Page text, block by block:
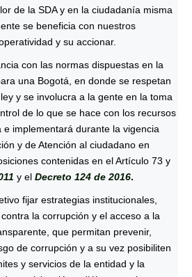
de la SDA y en la ciudadanía misma
se beneficia con nuestros
y su accionar.
con las normas dispuestas en la
una Bogotá, en donde se respetan
y se involucra a la gente en la toma
de lo que se hace con los recursos
e implementará durante la vigencia
y de Atención al ciudadano en
contenidas en el Artículo 73 y
y el Decreto 124 de 2016.
fijar estrategias institucionales,
la corrupción y el acceso a la
que permitan prevenir,
de corrupción y a su vez posibiliten
y servicios de la entidad y la